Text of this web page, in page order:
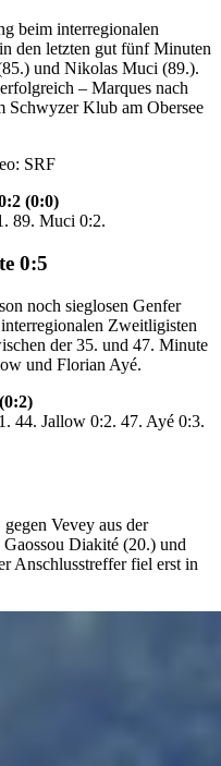
beim interregionalen
den letzten gut fünf Minuten
und Nikolas Muci (89.).
– Marques nach
Schwyzer Klub am Obersee
SRF
(0:0)
89. Muci 0:2.
0:5
noch sieglosen Genfer
Zweitligisten
der 35. und 47. Minute
und Florian Ayé.
44. Jallow 0:2. 47. Ayé 0:3.
Vevey aus der
Diakité (20.) und
Anschlusstreffer fiel erst in